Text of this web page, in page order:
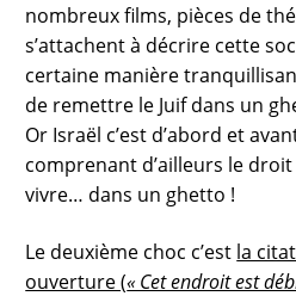
nombreux films, pièces de
s’attachent à décrire cette
certaine manière
de remettre le Juif dans un
Or Israël c’est d’abord et
comprenant d’ailleurs le droit
vivre… dans un ghetto !
Le deuxième choc c’est la
ouverture (« Cet endroit est